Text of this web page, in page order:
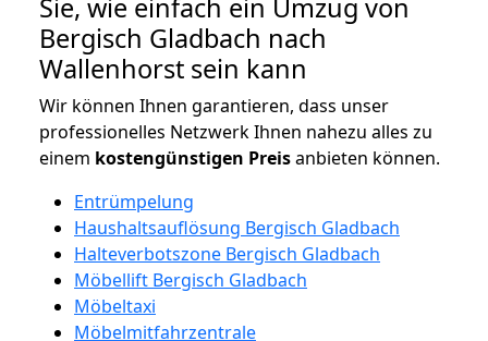
Sie, wie einfach ein Umzug von
Bergisch Gladbach nach
Wallenhorst sein kann
Wir können Ihnen garantieren, dass unser
professionelles Netzwerk Ihnen nahezu alles zu
einem kostengünstigen Preisanbieten können.
Entrümpelung
Haushaltsauflösung Bergisch Gladbach
Halteverbotszone Bergisch Gladbach
Möbellift Bergisch Gladbach
Möbeltaxi
Möbelmitfahrzentrale